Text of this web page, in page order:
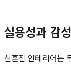
실용성과 감
신혼집 인테리어는